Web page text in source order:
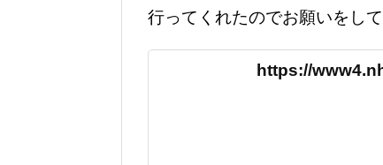
行ってくれたのでお願いをして
https://